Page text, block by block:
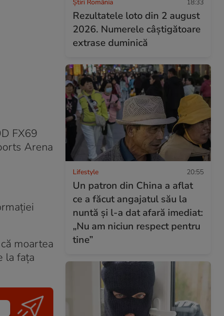
FX69
Arena
moartea
la faţa
Știri România 18:33
Rezultatele loto din 2 august
2026. Numerele câștigătoare
extrase duminică
Lifestyle 20:55
Un patron din China a aflat
ce a făcut angajatul său la
nuntă și l-a dat afară imediat:
„Nu am niciun respect pentru
tine”